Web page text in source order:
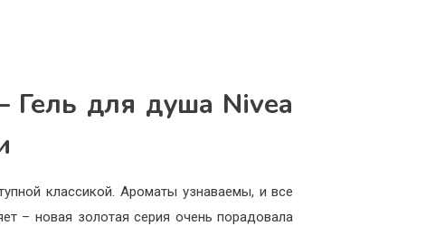
Гель для душа Nivea
классикой. Ароматы узнаваемы, и все
– новая золотая серия очень порадовала